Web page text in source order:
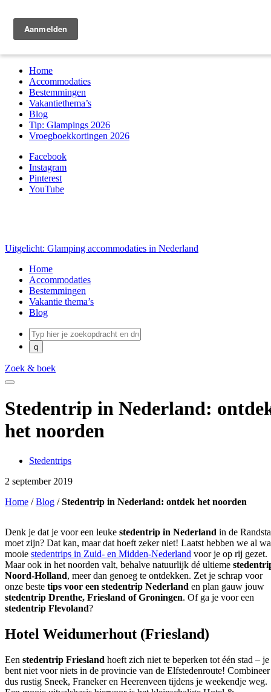
Home
Accommodaties
Bestemmingen
Vakantiethema’s
Blog
Tip: Glampings 2026
Vroegboekkortingen 2026
Facebook
Instagram
Pinterest
YouTube
Uitgelicht: Glamping accommodaties in Nederland
Home
Accommodaties
Bestemmingen
Vakantie thema’s
Blog
Zoek & boek
Stedentrip in Nederland:
het noorden
Stedentrips
2 september 2019
Home /Blog /Stedentrip in Nederland: ontdek het noorden
Denk je dat je voor een leuke stedentrip in Nederland in de
moet zijn? Dat kan, maar dat hoeft zeker niet! Laatst hebben we al
mooie stedentrips in Zuid- en Midden-Nederland voor je op rij gezet.
Maar ook in het noorden valt, behalve natuurlijk dé ultieme
Noord-Holland, meer dan genoeg te ontdekken. Zet je schrap voor
onze beste tips voor een stedentrip Nederland en plan gauw jouw
stedentrip Drenthe, Friesland of Groningen. Of ga je voor een
stedentrip Flevoland?
Hotel Weidumerhout (Friesland)
Een stedentrip Friesland hoeft zich niet te beperken tot één stad – je
bent niet voor niets in de provincie van de Elfstedenroute! Combineer
dus rustig Sneek, Franeker en Heerenveen tijdens je weekendje weg.